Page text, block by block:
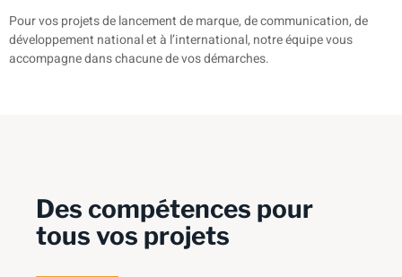
Pour vos projets de lancement de marque, de communication, de
développement national et à l’international, notre équipe vous
accompagne dans chacune de vos démarches.
Des compétences pour
tous vos projets